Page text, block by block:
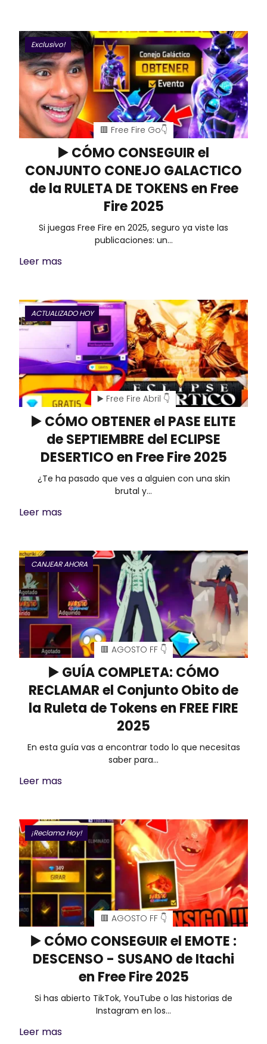
Exclusivo!
🟥 Free Fire Go👇
▶️ CÓMO CONSEGUIR el
CONJUNTO CONEJO GALACTICO
de la RULETA DE TOKENS en Free
Fire 2025
Si juegas Free Fire en 2025, seguro ya viste las
publicaciones: un…
Leer mas
ACTUALIZADO HOY
▶️ Free Fire Abril 👇
▶️ CÓMO OBTENER el PASE ELITE
de SEPTIEMBRE del ECLIPSE
DESERTICO en Free Fire 2025
¿Te ha pasado que ves a alguien con una skin
brutal y…
Leer mas
CANJEAR AHORA
🟥 AGOSTO FF 👇
▶️ GUÍA COMPLETA: CÓMO
RECLAMAR el Conjunto Obito de
la Ruleta de Tokens en FREE FIRE
2025
En esta guía vas a encontrar todo lo que necesitas
saber para…
Leer mas
¡Reclama Hoy!
🟥 AGOSTO FF 👇
▶️ CÓMO CONSEGUIR el EMOTE :
DESCENSO - SUSANO de Itachi
en Free Fire 2025
Si has abierto TikTok, YouTube o las historias de
Instagram en los…
Leer mas